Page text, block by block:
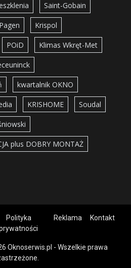
Saint-Gobain
Pagen Krispol
POiD Klimas Wkręt-Met
kwartalnik OKNO
KRISHOME Soudal
plus DOBRY MONTAŻ
Polityka
Reklama Kontakt
Oknoserwis.pl - Wszelkie prawa